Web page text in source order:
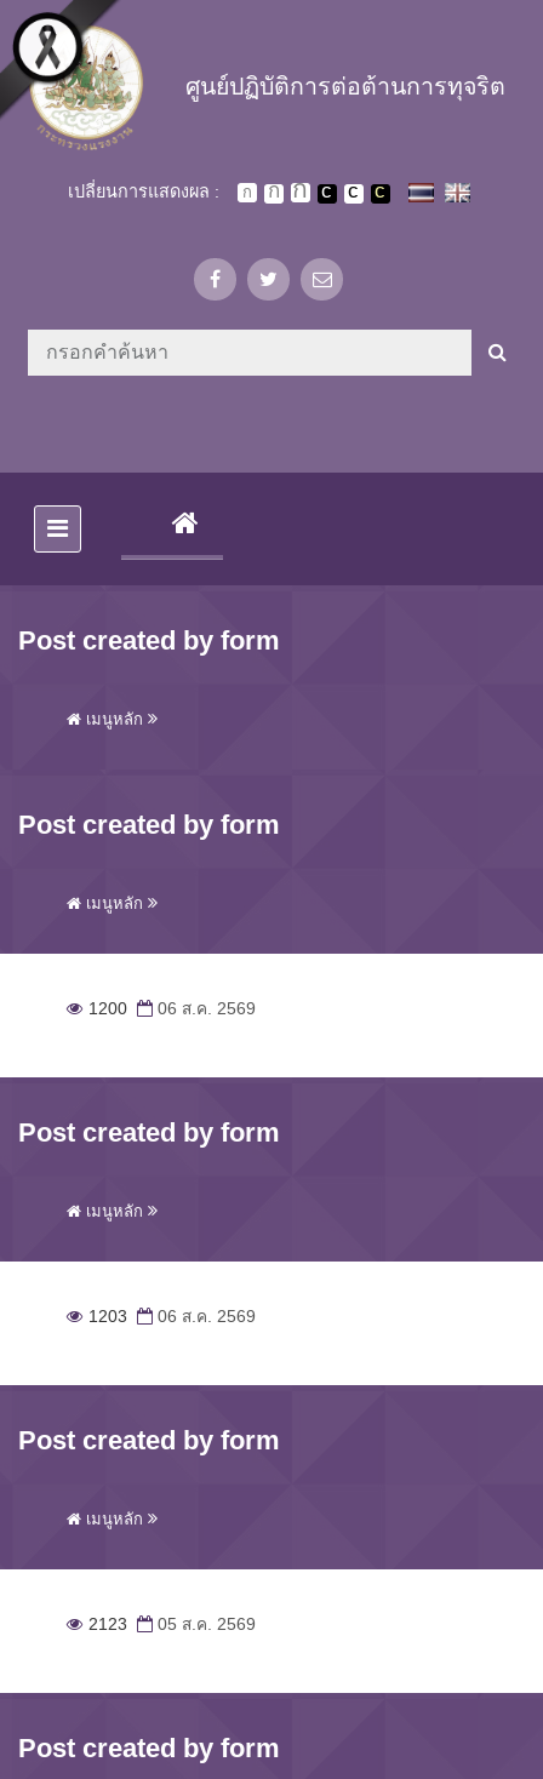
Skip to main content
ศูนย์ปฏิบัติการต่อต้านการทุจริต
เปลี่ยนการแสดงผล :
(CURRENT)
Post created by form
เมนูหลัก
Post created by form
เมนูหลัก
1200 06 ส.ค. 2569
Post created by form
เมนูหลัก
1203 06 ส.ค. 2569
Post created by form
เมนูหลัก
2123 05 ส.ค. 2569
Post created by form